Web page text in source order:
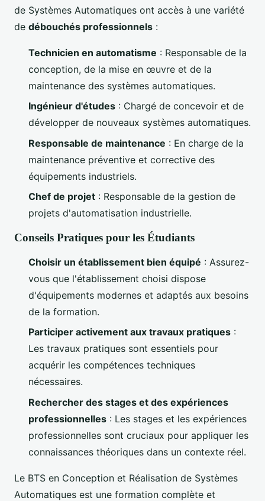
de Systèmes Automatiques ont accès à une variété
de débouchés professionnels :
Technicien en automatisme : Responsable de la
conception, de la mise en œuvre et de la
maintenance des systèmes automatiques.
Ingénieur d'études : Chargé de concevoir et de
développer de nouveaux systèmes automatiques.
Responsable de maintenance : En charge de la
maintenance préventive et corrective des
équipements industriels.
Chef de projet : Responsable de la gestion de
projets d'automatisation industrielle.
Conseils Pratiques pour les Étudiants
Choisir un établissement bien équipé : Assurez-
vous que l'établissement choisi dispose
d'équipements modernes et adaptés aux besoins
de la formation.
Participer activement aux travaux pratiques :
Les travaux pratiques sont essentiels pour
acquérir les compétences techniques
nécessaires.
Rechercher des stages et des expériences
professionnelles : Les stages et les expériences
professionnelles sont cruciaux pour appliquer les
connaissances théoriques dans un contexte réel.
Le BTS en Conception et Réalisation de Systèmes
Automatiques est une formation complète et